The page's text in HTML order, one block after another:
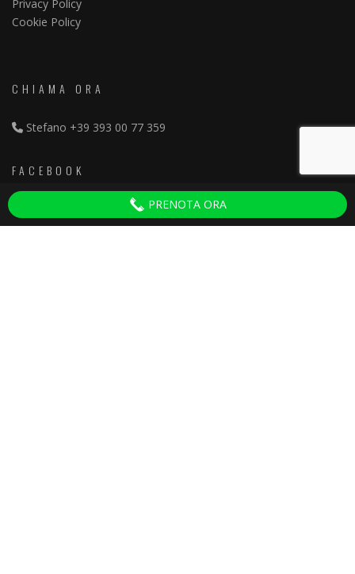
Privacy Policy
Cookie Policy
CHIAMA ORA
Stefano +39 393 00 77 359
FACEBOOK
Discoteche Pisa
PRENOTA ORA